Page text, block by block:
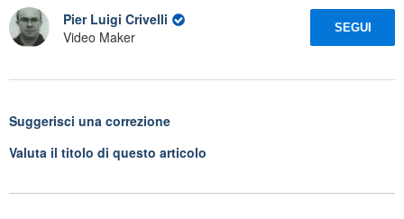
Pier Luigi Crivelli
Video Maker
SEGUI
Suggerisci una correzione
Valuta il titolo di questo articolo